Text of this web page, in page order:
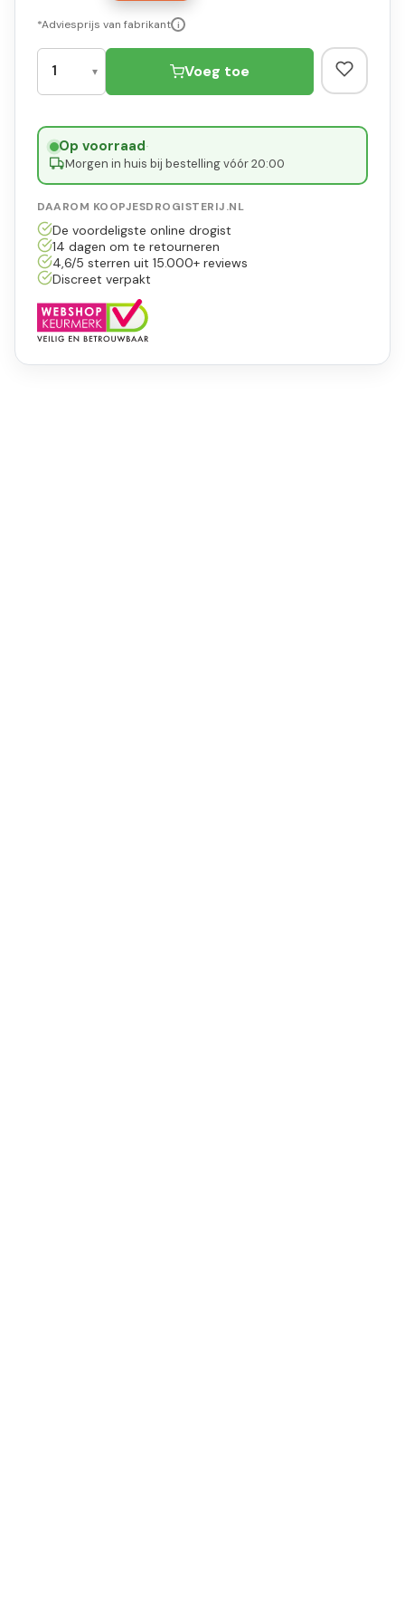
*Adviesprijs van fabrikant i
Voeg toe
Op voorraad·
Morgen in huis bij bestelling vóór 20:00
DAAROM KOOPJESDROGISTERIJ.NL
De voordeligste online drogist
14 dagen om te retourneren
4,6/5 sterren uit 15.000+ reviews
Discreet verpakt